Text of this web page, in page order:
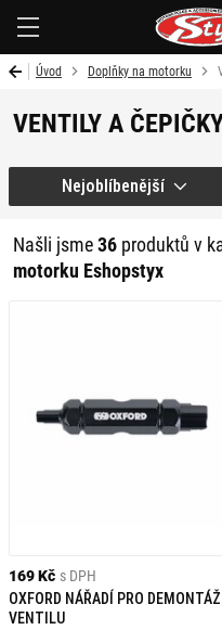
Úvod Doplňky na motorku
VENTILY A
Našli jsme36 produktů v
motorku Eshopstyx
Nejoblíbenější
169 Kč s DPH
OXFORD NÁŘADÍ PRO DEMONTÁŽ
VENTILU